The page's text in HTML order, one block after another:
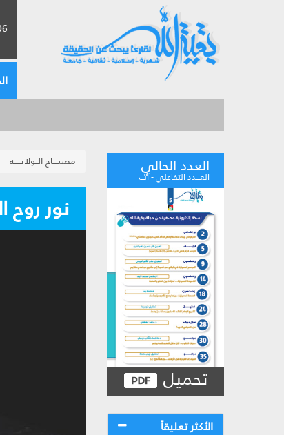
06 آب 2026
العدد الحالي
العـــدد التفاعلي - آب
تحميل
الأكثر تعليقاً
مصبــــاح الــولايـــــة
نور روح